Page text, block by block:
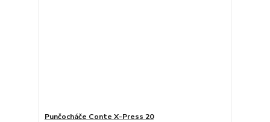
Punčocháče Conte X-Press 20